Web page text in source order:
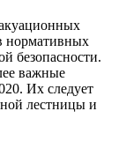
нормативных
безопасности.
важные
Их следует
лестницы и